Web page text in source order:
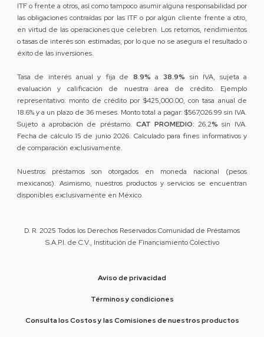
ITF o frente a otros, así como tampoco asumir alguna responsabilidad por
las obligaciones contraídas por las ITF o por algún cliente frente a otro,
en virtud de las operaciones que celebren. Los retornos, rendimientos
o tasas de interés son estimadas, por lo que no se asegura el resultado o
éxito de las inversiones.
Tasa de interés anual y fija de 8.9% a 38.9% sin IVA, sujeta a
evaluación y calificación de nuestra área de crédito. Ejemplo
representativo: monto de crédito por $425,000.00, con tasa anual de
18.6% y a un plazo de 36 meses. Monto total a pagar: $567,026.99 sin IVA.
Sujeto a aprobación de préstamo. CAT PROMEDIO: 26.2% sin IVA.
Fecha de cálculo 15 de junio 2026. Calculado para fines informativos y
de comparación exclusivamente.
Nuestros préstamos son otorgados en moneda nacional (pesos
mexicanos). Asimismo, nuestros productos y servicios se encuentran
disponibles exclusivamente en México.
D. R. 2025 Todos los Derechos Reservados Comunidad de Préstamos
S.A.P.I. de C.V., Institución de Financiamiento Colectivo
Aviso de privacidad
Términos y condiciones
Consulta los Costos y las Comisiones de nuestros productos